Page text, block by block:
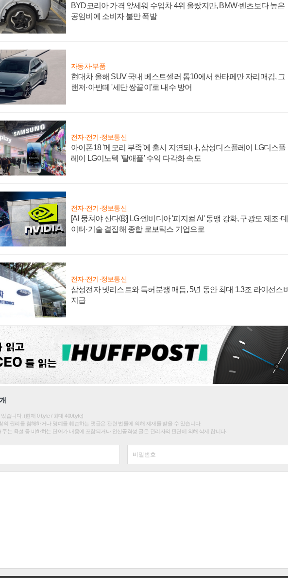
BYD코리아 가격 앞세워 수입차 4위 올랐지만, BMW·벤츠보다 높은
공임비에 소비자 불만 폭발
자동차·부품
현대차 올해 SUV 국내 베스트셀러 톱10에서 싼타페만 자리매김, 그
랜저·아반떼 '세단 쌍끌이'로 내수 방어
전자·전기·정보통신
아이폰18 '메모리 부족'에 출시 지연되나, 삼성디스플레이 LG디스플
레이 LG이노텍 '탈애플' 수익 다각화 속도
전자·전기·정보통신
[AI 뭉쳐야 산다⑧] LG·엔비디아 '피지컬 AI' 동맹 강화, 구광모 제조·데
이터·기술 결집해 종합 로보틱스 기업으로
전자·전기·정보통신
삼성전자 넷리스트와 특허분쟁 매듭, 5년 동안 최대 1.3조 라이선스비
지급
습니다. (현재 0 byte / 최대 400byte)
의 권리를 침해하거나 명예를 훼손하는 댓글은 관련 법률에 의해 제재를 받을 수 있습니다.
주는 욕설 등 비하하는 단어가 내용에 포함되거나 인신공격성 글은 관리자의 판단에 의해 삭제 합니다.